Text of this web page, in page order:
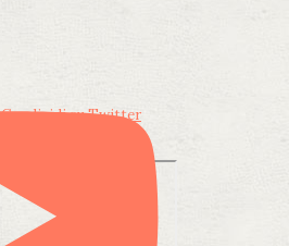
Condividi su Twitter